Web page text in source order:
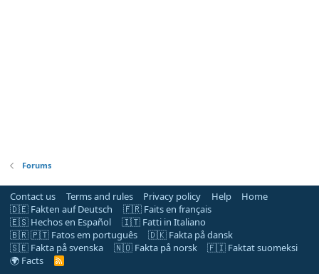
Forums
Contact us Terms and rules Privacy policy Help
Home
🇩🇪 Fakten auf Deutsch
🇫🇷 Faits en français
🇪🇸 Hechos en Español
🇮🇹 Fatti in Italiano
🇧🇷 🇵🇹 Fatos em português
🇩🇰 Fakta på dansk
🇸🇪 Fakta på svenska
🇳🇴 Fakta på norsk
🇫🇮 Faktat suomeksi
🌍 Facts
R